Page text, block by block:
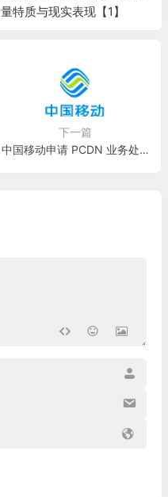
量特质与现实表现【1】
下一篇
中国移动申请 PCDN 业务处理专利，能够精确识别 PCDN 调度请求数据流并封堵